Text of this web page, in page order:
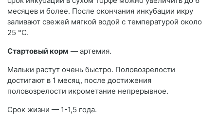
месяцев и более. После окончания инкубации икру
заливают свежей мягкой водой с температурой около
25 °С.
Стартовый корм — артемия.
Мальки растут очень быстро. Половозрелости
достигают в 1 месяц, после достижения
половозрелости икрометание непрерывное.
Срок жизни — 1-1,5 года.